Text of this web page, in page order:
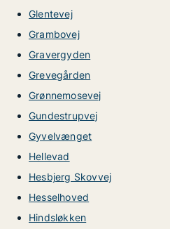
Glentevej
Grambovej
Gravergyden
Grevegården
Grønnemosevej
Gundestrupvej
Gyvelvænget
Hellevad
Hesbjerg Skovvej
Hesselhoved
Hindsløkken